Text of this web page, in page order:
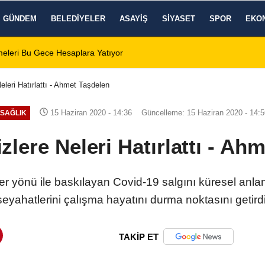
GÜNDEM BELEDIYELER ASAYIŞ SIYASET SPOR
Bu Gece Hesaplara Yatıyor
Hatırlattı - Ahmet Taşdelen
SAĞLIK 15 Haziran 2020 - 14:36 Güncelleme: 15 Haziran 2020 -
Neleri Hatırlattı -
yönü ile baskılayan Covid-19 salgını küresel
çalışma hayatını durma noktasını
TAKİP ET